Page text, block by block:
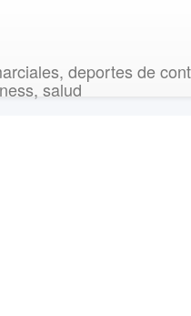
deportes de
salud